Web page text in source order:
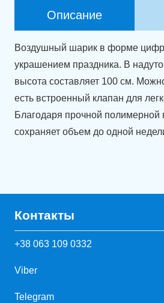
(100
Описание
Воздушный шарик в форме
украшением праздника. В
высота составляет 100 см.
есть встроенный клапан для
Благодаря прочной полимерной
сохраняет объем до одной
Контакты
+38 063 109 0332
Viber
Telegram